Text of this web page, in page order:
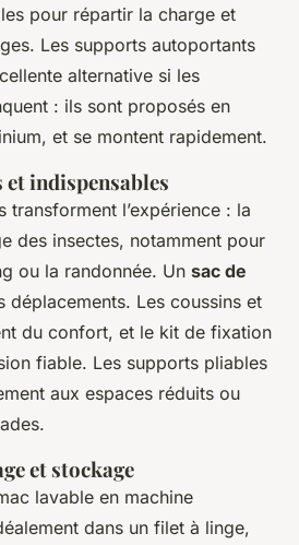
pour répartir la charge et
Les supports autoportants
alternative si les
: ils sont proposés en
et se montent rapidement.
et indispensables
transforment l’expérience : la
des insectes, notamment pour
ou la randonnée. Un sac de
déplacements. Les coussins et
du confort, et le kit de fixation
fiable. Les supports pliables
aux espaces réduits ou
et stockage
lavable en machine
dans un filet à linge,